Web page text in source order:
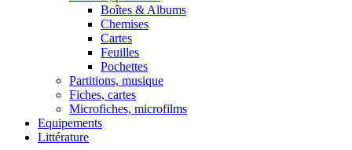
Boîtes & Albums
Chemises
Cartes
Feuilles
Pochettes
Partitions, musique
Fiches, cartes
Microfiches, microfilms
Equipements
Littérature